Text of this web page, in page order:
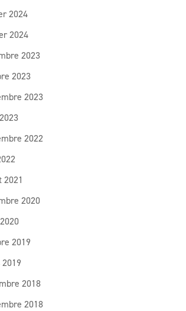
2024
2024
2023
2023
2023
2022
2020
2019
2018
2018